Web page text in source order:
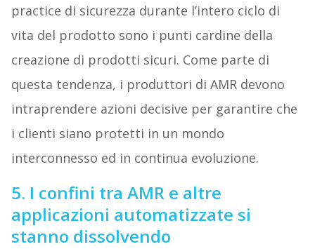
practice di sicurezza durante l’intero ciclo di
vita del prodotto sono i punti cardine della
creazione di prodotti sicuri. Come parte di
questa tendenza, i produttori di AMR devono
intraprendere azioni decisive per garantire che
i clienti siano protetti in un mondo
interconnesso ed in continua evoluzione.
5. I confini tra AMR e altre
applicazioni automatizzate si
stanno dissolvendo